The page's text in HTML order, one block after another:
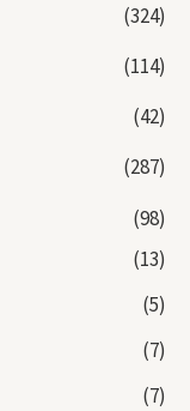
(324)
(114)
(42)
(287)
(98)
(13)
(5)
(7)
(7)